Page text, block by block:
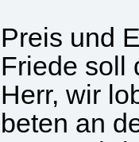
Preis und
Friede soll
Herr, wir
beten an